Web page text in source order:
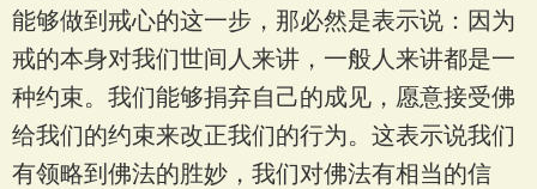
能够做到戒心的这一步，那必然是表示说：因为
戒的本身对我们世间人来讲，一般人来讲都是一
种约束。我们能够捐弃自己的成见，愿意接受佛
给我们的约束来改正我们的行为。这表示说我们
有领略到佛法的胜妙，我们对佛法有相当的信